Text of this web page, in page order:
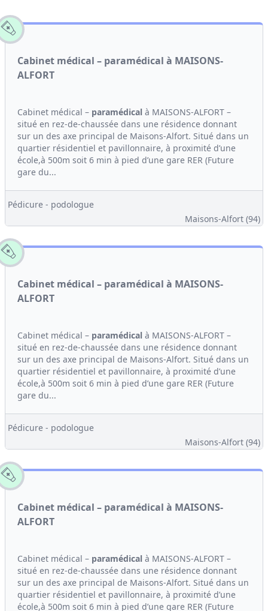
Cabinet médical – paramédical à MAISONS-
ALFORT
Cabinet médical – paramédical à MAISONS-ALFORT –
situé en rez-de-chaussée dans une résidence donnant
sur un des axe principal de Maisons-Alfort. Situé dans un
quartier résidentiel et pavillonnaire, à proximité d’une
école,à 500m soit 6 min à pied d’une gare RER (Future
gare du...
Pédicure - podologue
Maisons-Alfort (94)
Cabinet médical – paramédical à MAISONS-
ALFORT
Cabinet médical – paramédical à MAISONS-ALFORT –
situé en rez-de-chaussée dans une résidence donnant
sur un des axe principal de Maisons-Alfort. Situé dans un
quartier résidentiel et pavillonnaire, à proximité d’une
école,à 500m soit 6 min à pied d’une gare RER (Future
gare du...
Pédicure - podologue
Maisons-Alfort (94)
Cabinet médical – paramédical à MAISONS-
ALFORT
Cabinet médical – paramédical à MAISONS-ALFORT –
situé en rez-de-chaussée dans une résidence donnant
sur un des axe principal de Maisons-Alfort. Situé dans un
quartier résidentiel et pavillonnaire, à proximité d’une
école,à 500m soit 6 min à pied d’une gare RER (Future